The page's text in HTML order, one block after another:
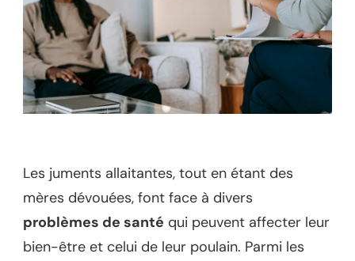
Les juments allaitantes, tout en étant des
mères dévouées, font face à divers
problèmes de santé qui peuvent affecter leur
bien-être et celui de leur poulain. Parmi les